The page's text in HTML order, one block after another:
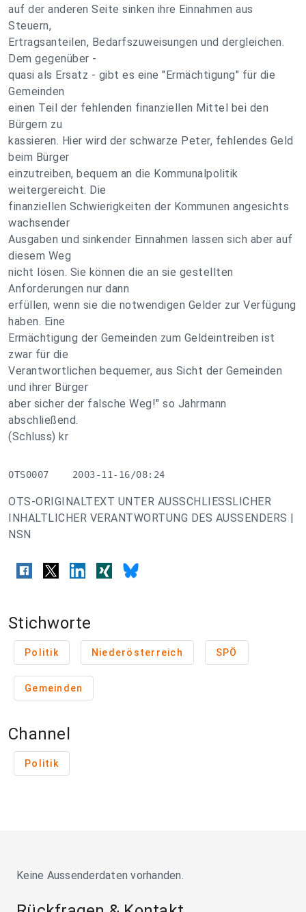
auf der anderen Seite sinken ihre Einnahmen aus
Steuern,
Ertragsanteilen, Bedarfszuweisungen und dergleichen.
Dem gegenüber -
quasi als Ersatz - gibt es eine "Ermächtigung" für die
Gemeinden
einen Teil der fehlenden finanziellen Mittel bei den
Bürgern zu
kassieren. Hier wird der schwarze Peter, fehlendes Geld
beim Bürger
einzutreiben, bequem an die Kommunalpolitik
weitergereicht. Die
finanziellen Schwierigkeiten der Kommunen angesichts
wachsender
Ausgaben und sinkender Einnahmen lassen sich aber auf
diesem Weg
nicht lösen. Sie können die an sie gestellten
Anforderungen nur dann
erfüllen, wenn sie die notwendigen Gelder zur Verfügung
haben. Eine
Ermächtigung der Gemeinden zum Geldeintreiben ist
zwar für die
Verantwortlichen bequemer, aus Sicht der Gemeinden
und ihrer Bürger
aber sicher der falsche Weg!" so Jahrmann
abschließend.
(Schluss) kr
OTS0007    2003-11-16/08:24
OTS-ORIGINALTEXT UNTER AUSSCHLIESSLICHER
INHALTLICHER VERANTWORTUNG DES AUSSENDERS |
NSN
Stichworte
Politik Niederösterreich SPÖ
Gemeinden
Channel
Politik
Keine Aussenderdaten vorhanden.